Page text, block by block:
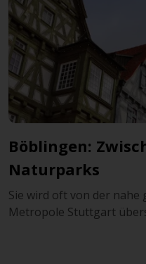
Böblingen:
Naturparks
Sie wird oft von der nahe
Metropole Stuttgart